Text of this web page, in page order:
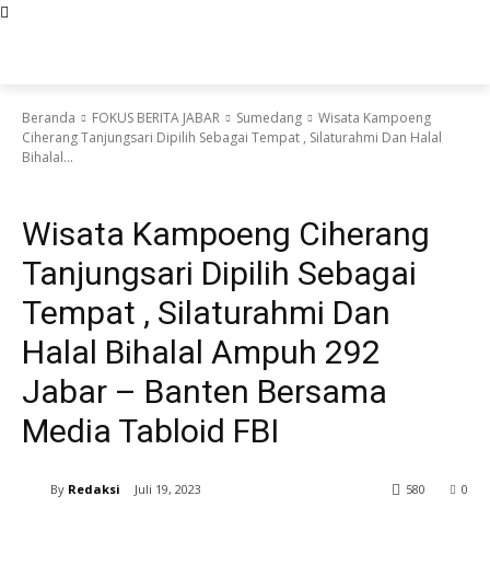
Beranda FOKUS BERITA JABAR Sumedang
Wisata Kampoeng
Ciherang Tanjungsari Dipilih Sebagai Tempat , Silaturahmi Dan Halal
Bihalal...
Wisata Kampoeng Ciherang
Tanjungsari Dipilih Sebagai
Tempat , Silaturahmi Dan
Halal Bihalal Ampuh 292
Jabar – Banten Bersama
Media Tabloid FBI
By Redaksi Juli 19, 2023 0
580